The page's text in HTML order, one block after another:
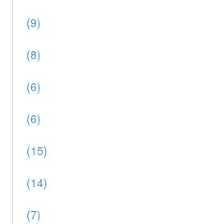
(9)
(8)
(6)
(6)
(15)
(14)
(7)